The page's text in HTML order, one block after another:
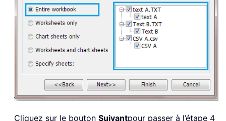
Cliquez sur le bouton Suivantpour passer à l’étape 4